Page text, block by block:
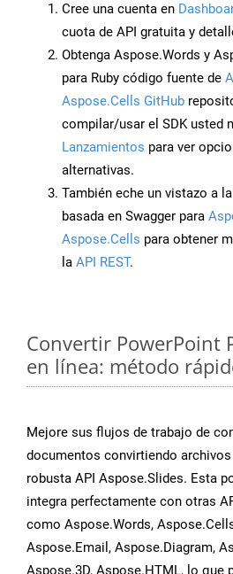
Cree una cuenta en
cuota de API gratuita y
Obtenga Aspose.Words y
para Ruby código fuente de
Aspose.Cells GitHub
compilar/usar el SDK usted
Lanzamientos para ver
alternativas.
También eche un vistazo a
basada en Swagger para
Aspose.Cells para obtener
la API REST.
Convertir PowerPoint
en línea: método
Mejore sus flujos de trabajo de
documentos convirtiendo
robusta API Aspose.Slides. Esta
integra perfectamente con otras
como Aspose.Words,
Aspose.Email, Aspose.Diagram,
Aspose.3D, Aspose.HTML, lo que